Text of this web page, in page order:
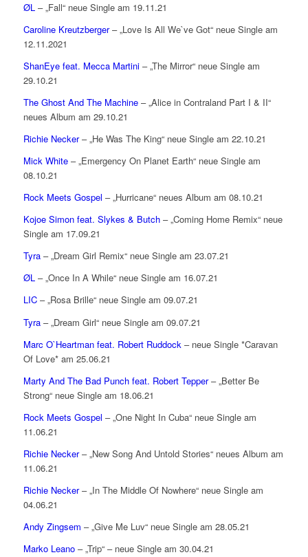
ØL– „Fall“ neue Single am 19.11.21
Caroline Kreutzberger– „Love Is All We`ve Got“ neue Single am
12.11.2021
ShanEye feat. Mecca Martini– „The Mirror“ neue Single am
29.10.21
The Ghost And The Machine– „Alice in Contraland Part I & II“
neues Album am 29.10.21
Richie Necker– „He Was The King“ neue Single am 22.10.21
Mick White– „Emergency On Planet Earth“ neue Single am
08.10.21
Rock Meets Gospel – „Hurricane“ neues Album am 08.10.21
Kojoe Simon feat. Slykes & Butch– „Coming Home Remix“ neue
Single am 17.09.21
Tyra– „Dream Girl Remix“ neue Single am 23.07.21
ØL– „Once In A While“ neue Single am 16.07.21
LIC– „Rosa Brille“ neue Single am 09.07.21
Tyra– „Dream Girl“ neue Single am 09.07.21
Marc O`Heartman feat. Robert Ruddock – neue Single *Caravan
Of Love* am 25.06.21
Marty And The Bad Punch feat. Robert Tepper– „Better Be
Strong“ neue Single am 18.06.21
Rock Meets Gospel – „One Night In Cuba“ neue Single am
11.06.21
Richie Necker– „New Song And Untold Stories“ neues Album am
11.06.21
Richie Necker– „In The Middle Of Nowhere“ neue Single am
04.06.21
Andy Zingsem – „Give Me Luv“ neue Single am 28.05.21
Marko Leano– „Trip“ – neue Single am 30.04.21